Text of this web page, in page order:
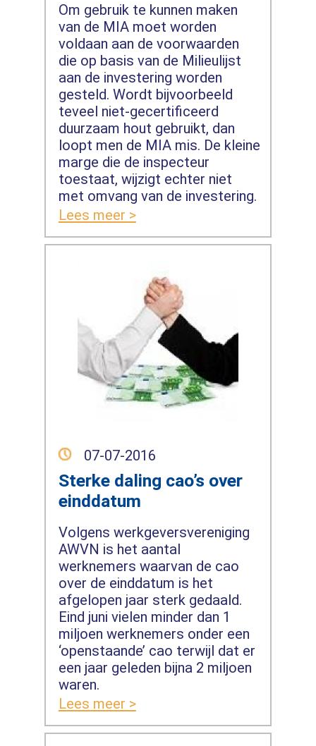
Om gebruik te kunnen maken
van de MIA moet worden
voldaan aan de voorwaarden
die op basis van de Milieulijst
aan de investering worden
gesteld. Wordt bijvoorbeeld
teveel niet-gecertificeerd
duurzaam hout gebruikt, dan
loopt men de MIA mis. De kleine
marge die de inspecteur
toestaat, wijzigt echter niet
met omvang van de investering.
Lees meer >
07-07-2016
Sterke daling cao’s over
einddatum
Volgens werkgeversvereniging
AWVN is het aantal
werknemers waarvan de cao
over de einddatum is het
afgelopen jaar sterk gedaald.
Eind juni vielen minder dan 1
miljoen werknemers onder een
‘openstaande’ cao terwijl dat er
een jaar geleden bijna 2 miljoen
waren.
Lees meer >